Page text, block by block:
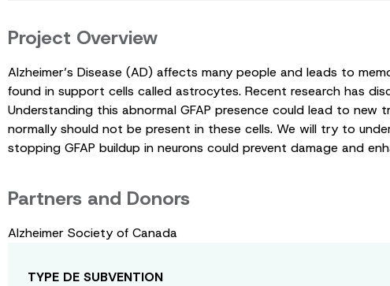
Project Overview
Alzheimer’s Disease (AD) affects many people and leads to
found in support cells called astrocytes. Recent research has
Understanding this abnormal GFAP presence could lead to new
normally should not be present in these cells. We will try to
stopping GFAP buildup in neurons could prevent damage and
Partners and Donors
Alzheimer Society of Canada
TYPE DE SUBVENTION